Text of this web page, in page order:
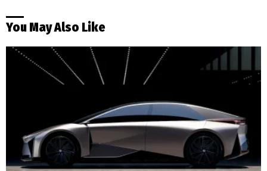
You May Also Like